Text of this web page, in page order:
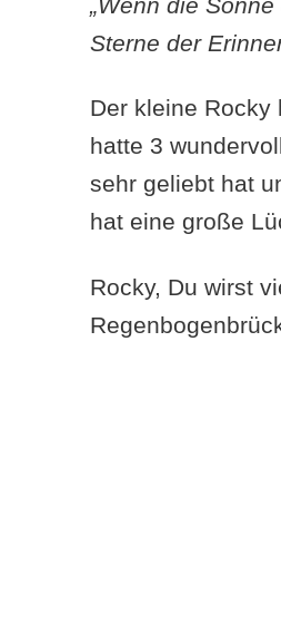
Sterne der
Der kleine Rocky
hatte 3
sehr geliebt hat
hat eine große
Rocky, Du wirst